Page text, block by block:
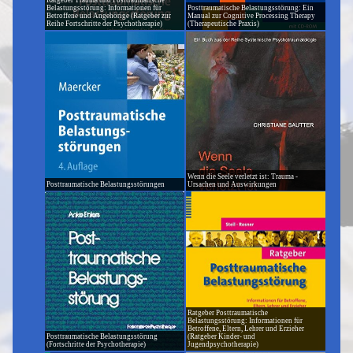
Belastungsstörung: Informationen für
Betroffene und Angehörige (Ratgeber zur
Reihe Fortschritte der Psychotherapie)
Posttraumatische Belastungsstörung: Ein
Manual zur Cognitive Processing Therapy
(Therapeutische Praxis)
Posttraumatische Belastungsstörungen
Wenn die Seele verletzt ist: Trauma -
Ursachen und Auswirkungen
Posttraumatische Belastungsstörung
(Fortschritte der Psychotherapie)
Ratgeber Posttraumatische
Belastungsstörung: Informationen für
Betroffene, Eltern, Lehrer und Erzieher
(Ratgeber Kinder- und
Jugendpsychotherapie)